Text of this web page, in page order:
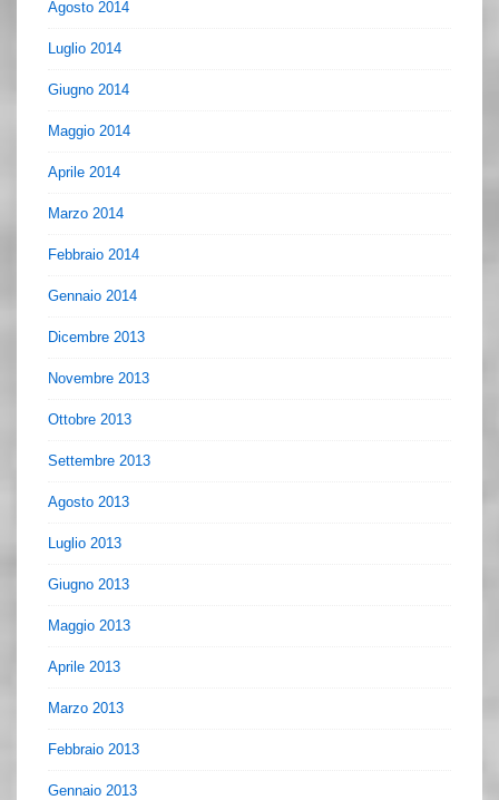
Agosto 2014
Luglio 2014
Giugno 2014
Maggio 2014
Aprile 2014
Marzo 2014
Febbraio 2014
Gennaio 2014
Dicembre 2013
Novembre 2013
Ottobre 2013
Settembre 2013
Agosto 2013
Luglio 2013
Giugno 2013
Maggio 2013
Aprile 2013
Marzo 2013
Febbraio 2013
Gennaio 2013